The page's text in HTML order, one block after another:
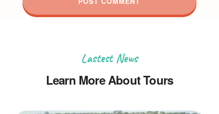
Lastest News
Learn More About Tours